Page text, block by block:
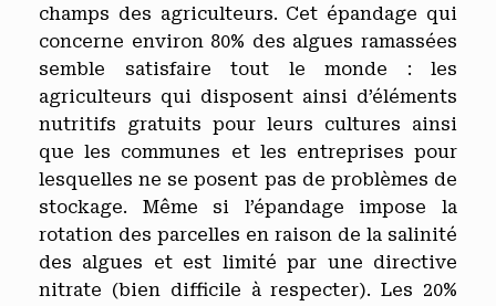
champs des agriculteurs. Cet épandage qui
concerne environ 80% des algues ramassées
semble satisfaire tout le monde : les
agriculteurs qui disposent ainsi d’éléments
nutritifs gratuits pour leurs cultures ainsi
que les communes et les entreprises pour
lesquelles ne se posent pas de problèmes de
stockage. Même si l’épandage impose la
rotation des parcelles en raison de la salinité
des algues et est limité par une directive
nitrate (bien difficile à respecter). Les 20%